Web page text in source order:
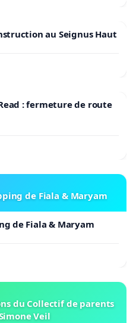
couverts et sécurisés
de Bus :
au Seignus Haut
: fermeture de route
de Fiala & Maryam
de Fiala & Maryam
du Collectif de parents
Veil